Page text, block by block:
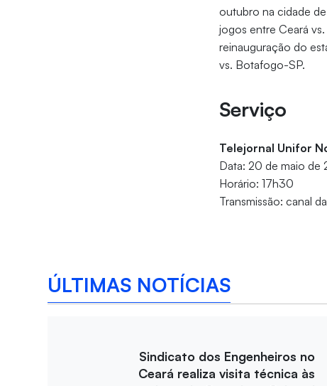
outubro na cidade
jogos entre Ceará
reinauguração do
vs. Botafogo-SP.
Serviço
Telejornal Unifor
Data: 20 de maio de
Horário: 17h30
Transmissão: canal
ÚLTIMAS NOTÍCIAS
Sindicato dos Engenheiros no
Ceará realiza visita técnica às